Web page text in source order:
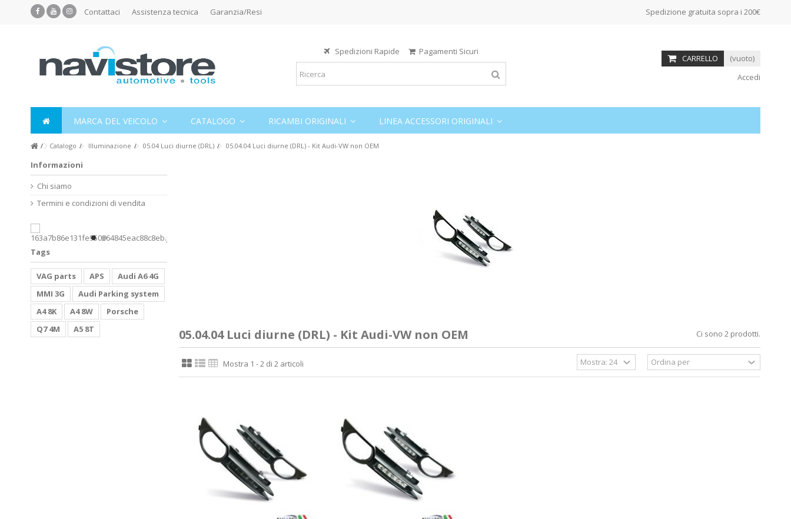
Contattaci Assistenza tecnica Garanzia/Resi Spedizione gratuita sopra i 200€
Spedizioni Rapide Pagamenti Sicuri
CARRELLO
(vuoto)
Accedi
MARCA DEL VEICOLO CATALOGO RICAMBI ORIGINALI LINEA ACCESSORI ORIGINALI
Catalogo Illuminazione 05.04 Luci diurne (DRL) 05.04.04 Luci diurne (DRL) - Kit Audi-VW non OEM
05.04.04 Luci diurne (DRL) - Kit Audi-VW non OEM Ci sono 2 prodotti.
Mostra 1 - 2 di 2 articoli
Informazioni
Chi siamo
Termini e condizioni di vendita
Tags
VAG parts APS
Audi A6 4G
MMI 3G
Audi Parking system
A4 8K
A4 8W
Porsche
Q7 4M
A5 8T